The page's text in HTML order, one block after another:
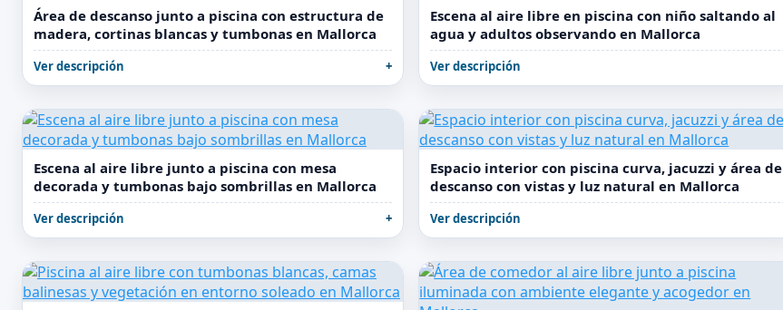
Área de descanso junto a piscina con estructura de
madera, cortinas blancas y tumbonas en Mallorca
Ver descripción
Escena al aire libre en piscina con niño saltando al
agua y adultos observando en Mallorca
Ver descripción
Escena al aire libre junto a piscina con mesa
decorada y tumbonas bajo sombrillas en Mallorca
Ver descripción
Espacio interior con piscina curva, jacuzzi y área de
descanso con vistas y luz natural en Mallorca
Ver descripción